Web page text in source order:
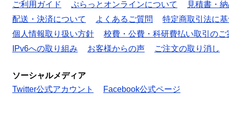
ご利用ガイド ぷらっとオンラインについて
見積書・
配送・決済について
よくあるご質問
特定商取引法に
個人情報取り扱い方針
校費・公費・科研費払い取引のご
IPv6への取り組み
お客様からの声 ご注文の取り消し
ソーシャルメディア
Twitter公式アカウント
Facebook公式ページ